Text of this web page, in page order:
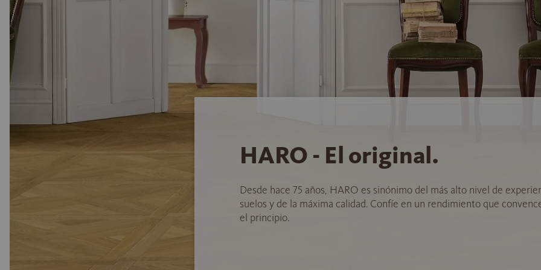
HARO - El original.
Desde hace 75 años, HARO es sinónimo del más alto nivel de
suelos y de la máxima calidad. Confíe en un rendimiento que
el principio.